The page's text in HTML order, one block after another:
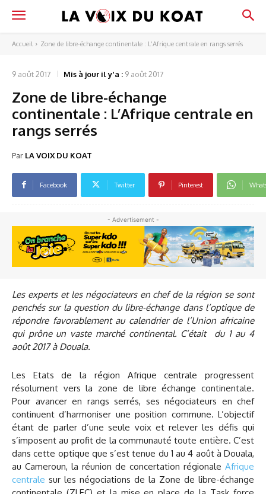
Accueil Zone de libre-échange continentale : L’Afrique centrale en rangs serrés
9 août 2017 Mis à jour il y'a : 9 août 2017
Zone de libre-échange
continentale : L’Afrique centrale en
rangs serrés
Par LA VOIX DU KOAT
Facebook Twitter Pinterest
- Advertisement -
Les experts et les négociateurs en chef de la région se sont
penchés sur la question du libre-échange dans l’optique de
répondre favorablement au calendrier de l’Union africaine
qui prône un vaste marché continental. C’était du 1 au 4
août 2017 à Douala.
Les Etats de la région Afrique centrale progressent
résolument vers la zone de libre échange continentale.
Pour avancer en rangs serrés, ses négociateurs en chef
continuent d’harmoniser une position commune. L’objectif
étant de parler d’une seule voix et relever les défis qui
s’imposent au profit de la communauté toute entière. C’est
dans cette optique que s’est tenue du 1 au 4 août à Douala,
au Cameroun, la réunion de concertation régionale Afrique
centrale sur les négociations de la Zone de libre-échange